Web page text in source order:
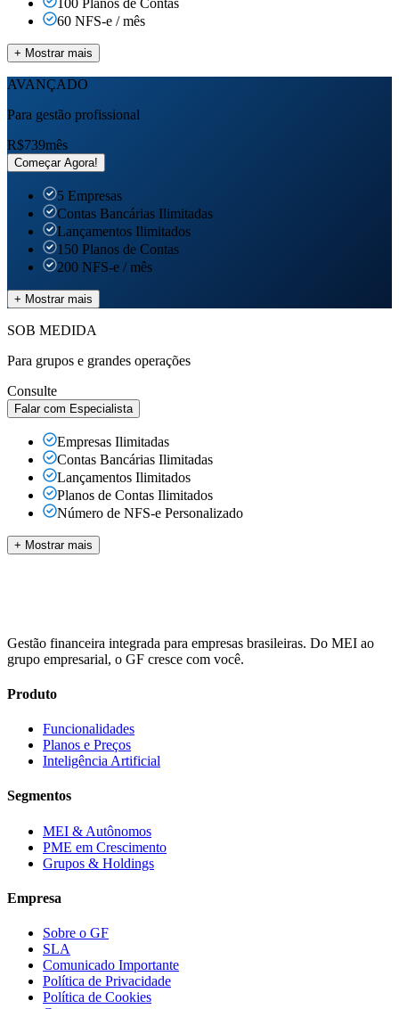
60 NFS-e / mês
+ Mostrar mais
AVANÇADO
Para gestão profissional
R$739mês
Começar Agora!
5 Empresas
Contas Bancárias Ilimitadas
Lançamentos Ilimitados
150 Planos de Contas
200 NFS-e / mês
+ Mostrar mais
SOB MEDIDA
Para grupos e grandes operações
Consulte
Falar com Especialista
Empresas Ilimitadas
Contas Bancárias Ilimitadas
Lançamentos Ilimitados
Planos de Contas Ilimitados
Número de NFS-e Personalizado
+ Mostrar mais
Gestão financeira integrada para empresas brasileiras. Do MEI ao
grupo empresarial, o GF cresce com você.
Produto
Funcionalidades
Planos e Preços
Inteligência Artificial
Segmentos
MEI & Autônomos
PME em Crescimento
Grupos & Holdings
Empresa
Sobre o GF
SLA
Comunicado Importante
Política de Privacidade
Política de Cookies